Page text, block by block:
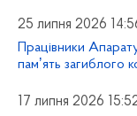
25 липня 2026
Працівники
памʼять загиблого
17 липня 2026